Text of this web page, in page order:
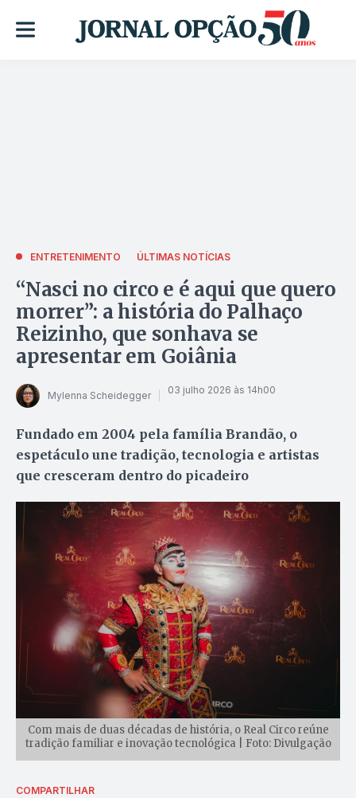
ENTRETENIMENTO ÚLTIMAS NOTÍCIAS
“Nasci no circo e é aqui que quero
morrer”: a história do Palhaço
Reizinho, que sonhava se
apresentar em Goiânia
Mylenna Scheidegger 03 julho 2026 às 14h00
Fundado em 2004 pela família Brandão, o
espetáculo une tradição, tecnologia e artistas
que cresceram dentro do picadeiro
Com mais de duas décadas de história, o Real Circo reúne
tradição familiar e inovação tecnológica | Foto: Divulgação
COMPARTILHAR